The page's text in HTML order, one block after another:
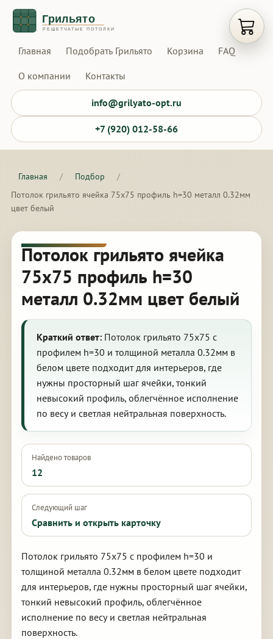
Главная Подобрать Грильято Корзина FAQ
О компании Контакты
info@grilyato-opt.ru
+7 (920) 012-58-66
Главная / Подбор
/
Потолок грильято ячейка 75х75 профиль h=30 металл 0.32мм
цвет белый
Потолок грильято ячейка
75х75 профиль h=30
металл 0.32мм цвет белый
Краткий ответ:Потолок грильято 75х75 с
профилем h=30 и толщиной металла 0.32мм в
белом цвете подходит для интерьеров, где
нужны просторный шаг ячейки, тонкий
невысокий профиль, облегчённое исполнение
по весу и светлая нейтральная поверхность.
Найдено товаров
12
Следующий шаг
Сравнить и открыть карточку
Потолок грильято 75х75 с профилем h=30 и
толщиной металла 0.32мм в белом цвете подходит
для интерьеров, где нужны просторный шаг ячейки,
тонкий невысокий профиль, облегчённое
исполнение по весу и светлая нейтральная
поверхность.